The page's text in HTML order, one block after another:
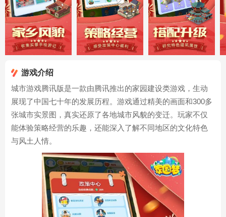
游戏介绍
城市游戏腾讯版是一款由腾讯推出的家园建设类游戏，生动
展现了中国七十年的发展历程。游戏通过精美的画面和300多
张城市实景图，真实还原了各地城市风貌的变迁。玩家不仅
能体验策略经营的乐趣，还能深入了解不同地区的文化特色
与风土人情。